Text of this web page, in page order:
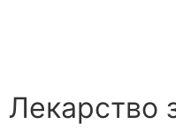
Лекарство